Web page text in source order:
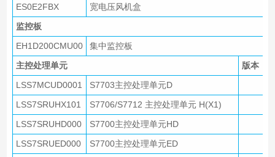
ES0E2FBX
宽电压风机盒
监控板
EH1D200CMU00
集中监控板
主控处理单元
版本
LSS7MCUD0001
S7703主控处理单元D
LSS7SRUHX101
S7706/S7712 主控处理单元 H(X1)
LSS7SRUHD000
S7700主控处理单元HD
LSS7SRUED000
S7700主控处理单元ED